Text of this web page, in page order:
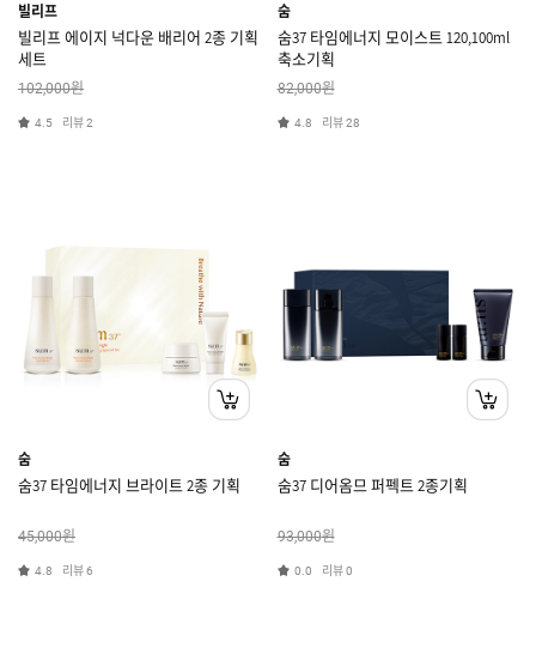
빌리프
빌리프 에이지 넉다운 배리어 2종 기획
세트
102,000원
4.5 리뷰2
숨
숨37 타임에너지 모이스트 120,100ml
축소기획
82,000원
4.8 리뷰28
숨
숨37 타임에너지 브라이트 2종 기획
45,000원
4.8 리뷰6
숨
숨37 디어옴므 퍼펙트 2종기획
93,000원
0.0 리뷰0